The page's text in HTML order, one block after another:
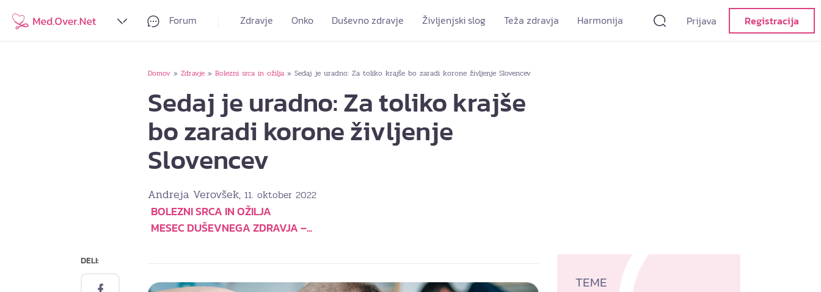
Forum Zdravje Onko Duševno zdravje Življenjski slog Teža zdravja Harmonija Prijava Registracija
Domov » Zdravje » Bolezni srca in ožilja » Sedaj je uradno: Za toliko krajše bo zaradi korone življenje Slovencev
Sedaj je uradno: Za toliko krajše
bo zaradi korone življenje
Slovencev
Andreja Verovšek, 11. oktober 2022
BOLEZNI SRCA IN OŽILJA
MESEC DUŠEVNEGA ZDRAVJA –...
DELI:
TEME